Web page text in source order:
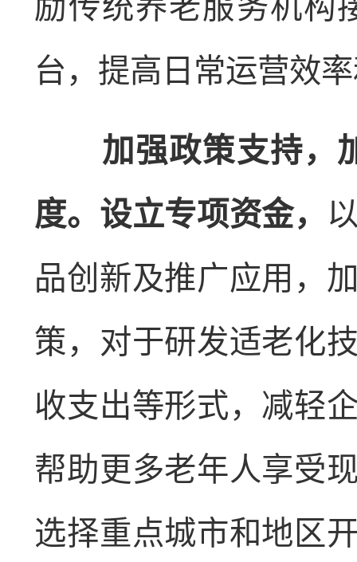
励传统养老服务机构
台，提高日常运营效
加强政策支持，加
度。设立专项资金，
品创新及推广应用，
策，对于研发适老化
收支出等形式，减轻
帮助更多老年人享受
选择重点城市和地区